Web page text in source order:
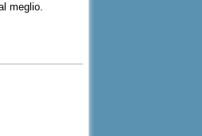
meglio.